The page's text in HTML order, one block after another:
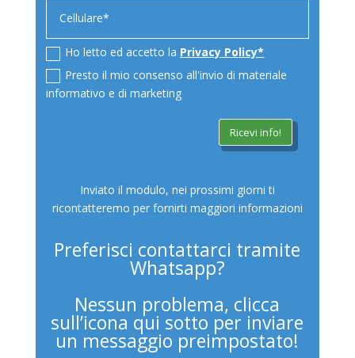
Ho letto ed accetto la Privacy Policy*
Presto il mio consenso all'invio di materiale
informativo e di marketing
Ricevi info!
Inviato il modulo, nei prossimi giorni ti
ricontatteremo per fornirti maggiori informazioni
Preferisci contattarci tramite
Whatsapp?
Nessun problema, clicca
sull’icona qui sotto per inviare
un messaggio preimpostato!